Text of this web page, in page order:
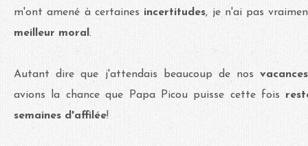
m'ont amené à certaines incertitudes, je n'ai pas
meilleur moral .
Autant dire que j'attendais beaucoup de nosvacances
avions la chance que Papa Picou puisse cette fois
semaines d'affilée!